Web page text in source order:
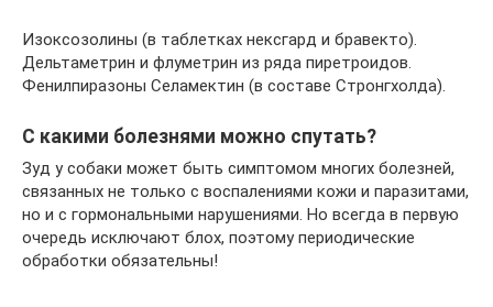
Изоксозолины (в таблетках нексгард и бравекто).
Дельтаметрин и флуметрин из ряда пиретроидов.
Фенилпиразоны Селамектин (в составе Стронгхолда).
С какими болезнями можно спутать?
Зуд у собаки может быть симптомом многих болезней,
связанных не только с воспалениями кожи и паразитами,
но и с гормональными нарушениями. Но всегда в первую
очередь исключают блох, поэтому периодические
обработки обязательны!